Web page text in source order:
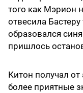
того как Мэрион
отвесила Бастеру
образовался
пришлось
Китон получал от
более приятные